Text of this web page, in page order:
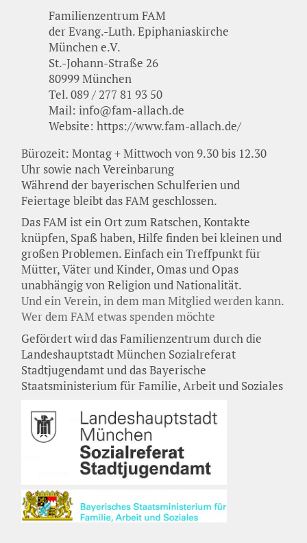
FamilienzentrumFAM
der Evang.-Luth. Epiphaniaskirche
München e.V.
St.-Johann-Straße 26
80999 München
Tel. 089 / 277 81 93 50
Mail: info@fam-allach.de
Website: https://www.fam-allach.de/
Bürozeit: Montag + Mittwoch von 9.30 bis 12.30
Uhr sowie nach Vereinbarung
Während der bayerischen Schulferien und
Feiertage bleibt dasFAM geschlossen.
DasFAM ist ein Ort zum Ratschen, Kontakte
knüpfen, Spaß haben, Hilfe finden bei kleinen und
großen Problemen. Einfach ein Treffpunkt für
Mütter, Väter und Kinder, Omas und Opas
unabhängig von Religion und Nationalität.
Und ein Verein, in dem man Mitglied werden kann.
Wer demFAM etwas spenden möchte
Gefördert wird das Familienzentrum durch die
Landeshauptstadt München Sozialreferat
Stadtjugendamt und das Bayerische
Staatsministerium für Familie, Arbeit und Soziales